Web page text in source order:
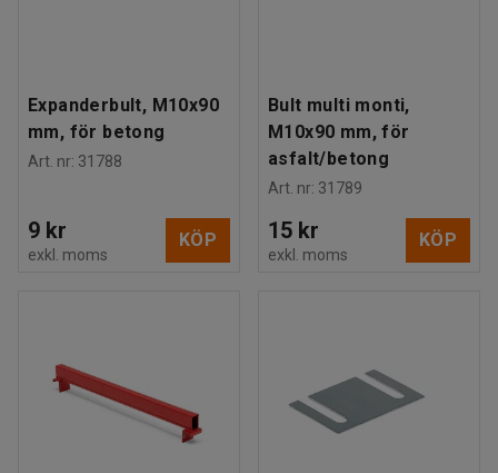
Expanderbult, M10x90
mm, för betong
Art. nr: 31788
9 kr
exkl. moms
KÖP
Bult multi monti,
M10x90 mm, för
asfalt/betong
Art. nr: 31789
15 kr
exkl. moms
KÖP